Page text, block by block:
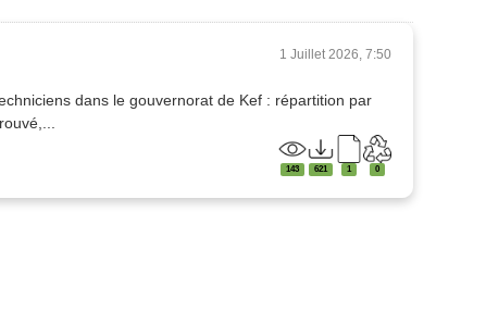
1 Juillet 2026, 7:50
dans le gouvernorat de Kef : répartition par
143 621 1 0